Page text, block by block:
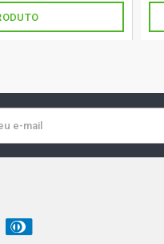
FLEX (2008 - 2010) MODELO
NOVO 2010/...
FLUIR PICKUP 1.8 8V
- 2010) MODELO ANTIGO
(2004 - 2006) MODELO